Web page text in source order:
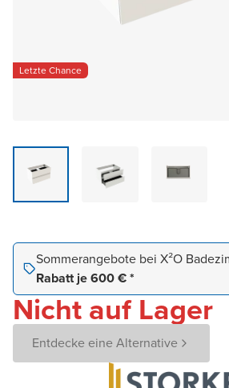
Letzte Chance
Sommerangebote bei X²O
Rabatt je 600 € *
Nicht auf Lager
Entdecke eine Alternative